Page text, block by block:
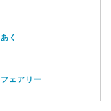
あく
フェアリー